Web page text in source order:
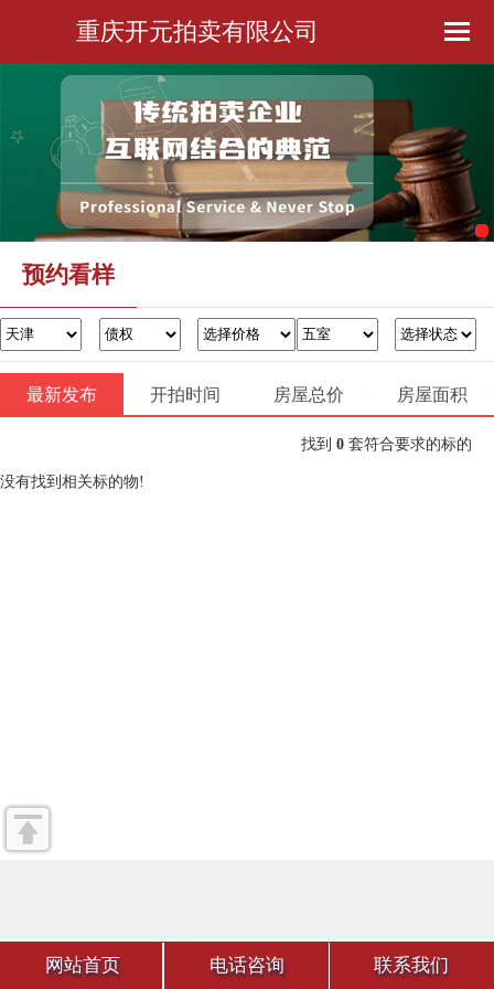
公司简介
预约看样
办证过户
联系我们
重庆开元拍卖有限公司
预约看样
最新发布 开拍时间 房屋总价 房屋面积
找到 0 套符合要求的标的
没有找到相关标的物!
网站首页 电话咨询 联系我们